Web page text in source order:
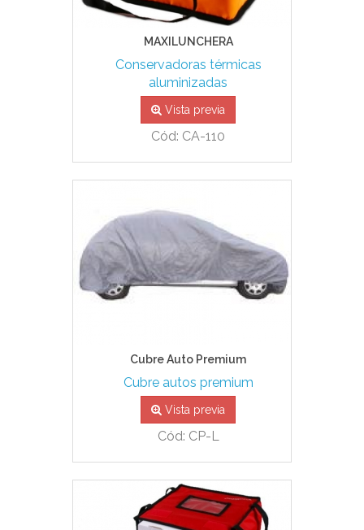
MAXILUNCHERA
Conservadoras térmicas
aluminizadas
Vista previa
Cód: CA-110
Cubre Auto Premium
Cubre autos premium
Vista previa
Cód: CP-L